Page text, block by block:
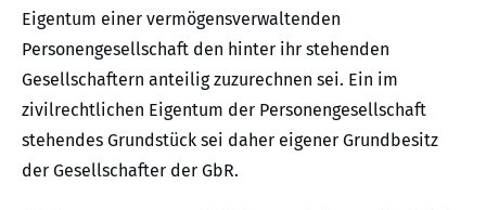
Eigentum einer vermögensverwaltenden
Personengesellschaft den hinter ihr stehenden
Gesellschaftern anteilig zuzurechnen sei. Ein im
zivilrechtlichen Eigentum der Personengesellschaft
stehendes Grundstück sei daher eigener Grundbesitz
der Gesellschafter der GbR.